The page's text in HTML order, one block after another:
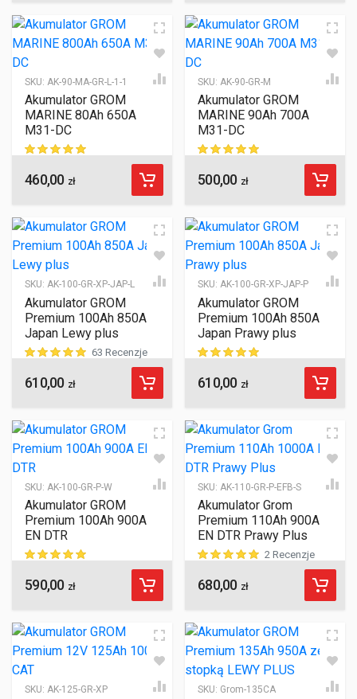
SKU: AK-90-MA-GR-L-1-1
Akumulator GROM
MARINE 80Ah 650A
M31-DC
ocen klientów
460,00 zł
SKU: AK-90-GR-M
Akumulator GROM
MARINE 90Ah 700A
M31-DC
ocen klientów
500,00 zł
SKU: AK-100-GR-XP-JAP-L
Akumulator GROM
Premium 100Ah 850A
Japan Lewy plus
ocen klientów
63 Recenzje
610,00 zł
SKU: AK-100-GR-XP-JAP-P
Akumulator GROM
Premium 100Ah 850A
Japan Prawy plus
ocen klientów
610,00 zł
SKU: AK-100-GR-P-W
Akumulator GROM
Premium 100Ah 900A
EN DTR
ocen klientów
590,00 zł
SKU: AK-110-GR-P-EFB-S
Akumulator Grom
Premium 110Ah 900A
EN DTR Prawy Plus
ocen klientów
2 Recenzje
680,00 zł
SKU: AK-125-GR-XP SKU: Grom-135CA